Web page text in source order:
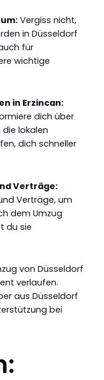
Vergiss nicht,
in Düsseldorf
für
wichtige
in Erzincan:
dich über
die lokalen
dich schneller
Verträge:
Verträge, um
dem Umzug
du sie
von Düsseldorf
verlaufen.
aus Düsseldorf
bei